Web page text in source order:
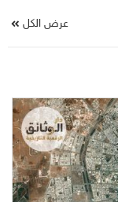
عرض الكل